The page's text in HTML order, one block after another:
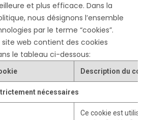
et plus efficace. Dans la
nous désignons l’ensemble
par le terme “cookies”.
site web contient des cookies
le tableau ci-dessous:
Description du
nécessaires
Ce cookie est utilisé